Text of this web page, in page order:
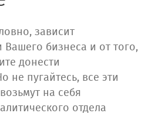
зависит
бизнеса и от того,
донести
не пугайтесь, все эти
на себя
отдела